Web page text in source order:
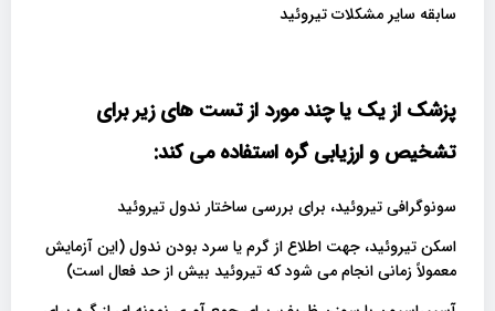
سابقه سایر مشکلات تیروئید
پزشک از یک یا چند مورد از تست های زیر برای
تشخیص و ارزیابی گره استفاده می کند:
سونوگرافی تیروئید، برای بررسی ساختار ندول تیروئید
اسکن تیروئید، جهت اطلاع از گرم یا سرد بودن ندول (این آزمایش
معمولاً زمانی انجام می شود که تیروئید بیش از حد فعال است)